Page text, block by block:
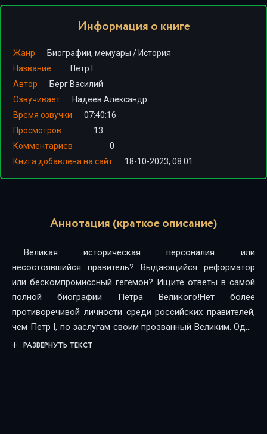
Информация о книге
Жанр Биографии, мемуары / История
Название
Петр I
Автор
Берг Василий
Озвучивает
Надеев Александр
Время озвучки
07:40:16
Просмотров
13
Комментариев
0
Книга добавлена на сайт
18-10-2023, 08:01
Аннотация (краткое описание)
Великая историческая персоналия или
несостоявшийся правитель? Выдающийся реформатор
или бескомпромиссный гегемон? Ищите ответы в самой
полной биографии Петра Великого!Нет более
противоречивой личности среди российских правителей,
чем Петр I, по заслугам своим прозванный Великим. Одни
уверены, что в России не было более выдающегося
РАЗВЕРНУТЬ ТЕКСТ